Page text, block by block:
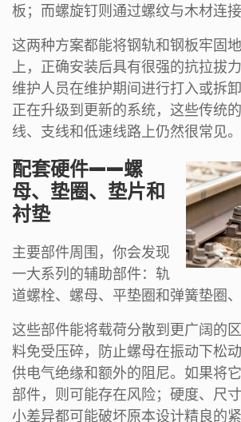
板；而螺旋钉则通过螺纹与木材连接
这两种方案都能将钢轨和钢板牢固
上，正确安装后具有很强的抗拉拔
维护人员在维护期间进行打入或拆
正在升级到更新的系统，这些传统
线、支线和低速线路上仍然很常见。
配套硬件——螺
母、垫圈、垫片和
衬垫
主要部件周围，你会发现
一大系列的辅助部件：轨
道螺栓、螺母、平垫圈和弹簧垫圈
这些部件能将载荷分散到更广阔的
料免受压碎，防止螺母在振动下松
供电气绝缘和额外的阻尼。如果将
部件，则可能存在风险；硬度、尺
小差异都可能破坏原本设计精良的紧